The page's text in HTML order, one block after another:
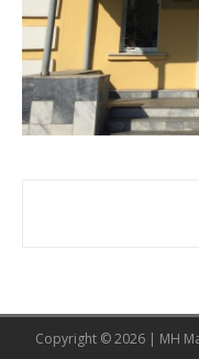
Copyright © 2026 | MH